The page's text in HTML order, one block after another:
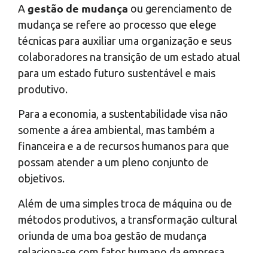
A gestão de mudança ou gerenciamento de
mudança se refere ao processo que elege
técnicas para auxiliar uma organização e seus
colaboradores na transição de um estado atual
para um estado futuro sustentável e mais
produtivo.
Para a economia, a sustentabilidade visa não
somente a área ambiental, mas também a
financeira e a de recursos humanos para que
possam atender a um pleno conjunto de
objetivos.
Além de uma simples troca de máquina ou de
métodos produtivos, a transformação cultural
oriunda de uma boa gestão de mudança